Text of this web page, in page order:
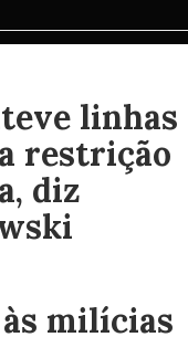
linhas
restrição
diz
milícias